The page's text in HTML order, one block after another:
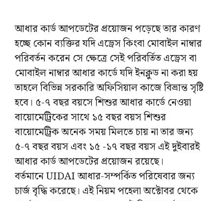
আধার কার্ড আপডেটের প্রয়োজন পড়েছে তার কারণ
হচ্ছে কোন ব্যক্তির যদি এড্রেস কিংবা মোবাইল নাম্বার
পরিবর্তন করেন সে ক্ষেত্রে সেই পরিবর্তিত এড্রেস বা
মোবাইল নাম্বার আধার কার্ডে যদি ইনক্লুড না করা হয়
তাহলে বিভিন্ন সরকারি অফিসিয়াল কাজে বিভ্রান্ত সৃষ্টি
হবে। ৫-৭ বছর বয়সে শিশুর আধার কার্ডে নেওয়া
বায়োমেট্রিকের সাথে ১৫ বছর বয়স শিশুর
বায়োমেট্রিক অনেক সময় মিলতে চায় না তার জন্য
৫-৭ বছর বয়স এবং ১৫ -১৭ বছর বয়স এই দুইবারই
আধার কার্ড আপডেটের প্রয়োজন রয়েছে।
বর্তমানে UIDAI আধার-সম্পর্কিত পরিষেবার জন্য
চার্জ বৃদ্ধি করেছে। এই নিয়ম পহেলা অক্টোবর থেকে